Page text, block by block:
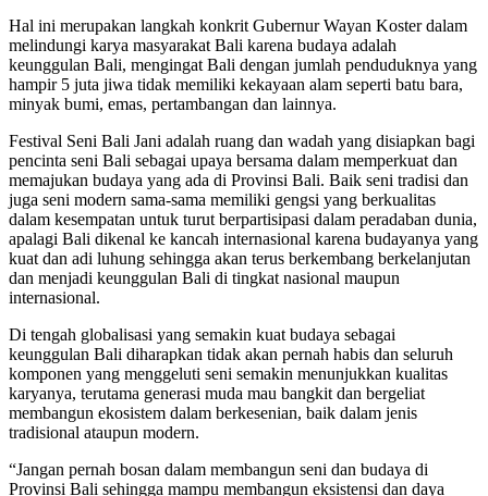
Hal ini merupakan langkah konkrit Gubernur Wayan Koster dalam
melindungi karya masyarakat Bali karena budaya adalah
keunggulan Bali, mengingat Bali dengan jumlah penduduknya yang
hampir 5 juta jiwa tidak memiliki kekayaan alam seperti batu bara,
minyak bumi, emas, pertambangan dan lainnya.
Festival Seni Bali Jani adalah ruang dan wadah yang disiapkan bagi
pencinta seni Bali sebagai upaya bersama dalam memperkuat dan
memajukan budaya yang ada di Provinsi Bali. Baik seni tradisi dan
juga seni modern sama-sama memiliki gengsi yang berkualitas
dalam kesempatan untuk turut berpartisipasi dalam peradaban dunia,
apalagi Bali dikenal ke kancah internasional karena budayanya yang
kuat dan adi luhung sehingga akan terus berkembang berkelanjutan
dan menjadi keunggulan Bali di tingkat nasional maupun
internasional.
Di tengah globalisasi yang semakin kuat budaya sebagai
keunggulan Bali diharapkan tidak akan pernah habis dan seluruh
komponen yang menggeluti seni semakin menunjukkan kualitas
karyanya, terutama generasi muda mau bangkit dan bergeliat
membangun ekosistem dalam berkesenian, baik dalam jenis
tradisional ataupun modern.
“Jangan pernah bosan dalam membangun seni dan budaya di
Provinsi Bali sehingga mampu membangun eksistensi dan daya